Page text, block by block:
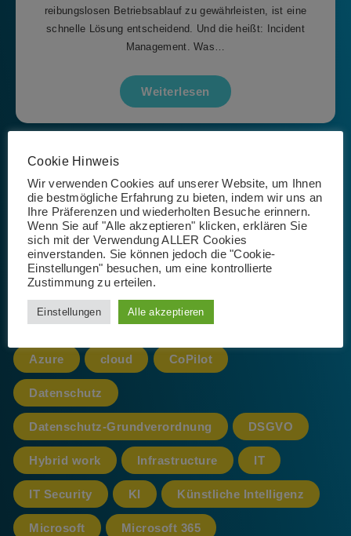
reibungslosen Betriebsablauf zu gewährleisten, ist eine
schnelle Lösung entscheidend. Und die heißt: Incident
Management. Was…
Weiterlesen
Schlagwörter
365 AI App Artificial Intelligence
Azure cloud CoPilot
Datenschutz
Datenschutz-Grundverordnung DSGVO
Hybrid work Infrastructure IT
IT Security KI Künstliche Intelligenz
Microsoft Microsoft 365
Cookie Hinweis
Wir verwenden Cookies auf unserer Website, um Ihnen
die bestmögliche Erfahrung zu bieten, indem wir uns an
Ihre Präferenzen und wiederholten Besuche erinnern.
Wenn Sie auf "Alle akzeptieren" klicken, erklären Sie
sich mit der Verwendung ALLER Cookies
einverstanden. Sie können jedoch die "Cookie-
Einstellungen" besuchen, um eine kontrollierte
Zustimmung zu erteilen.
Einstellungen Alle akzeptieren